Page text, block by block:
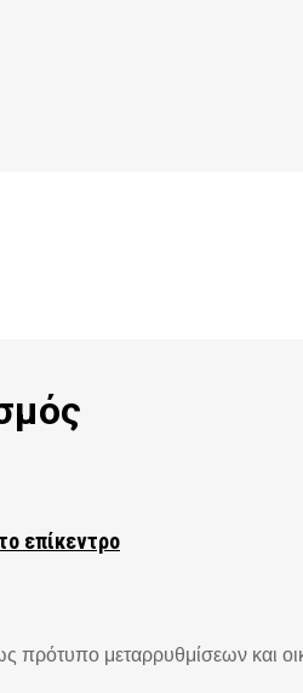
επίκεντρο
πρότυπο μεταρρυθμίσεων και